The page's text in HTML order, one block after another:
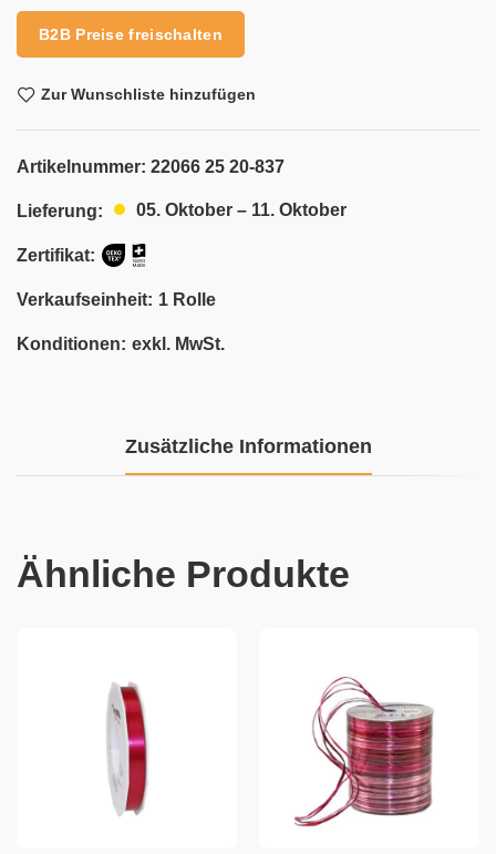
B2B Preise freischalten
Zur Wunschliste hinzufügen
Artikelnummer: 22066 25 20-837
Lieferung: 05. Oktober – 11. Oktober
Zertifikat:
Verkaufseinheit: 1 Rolle
Konditionen: exkl. MwSt.
Zusätzliche Informationen
Ähnliche Produkte